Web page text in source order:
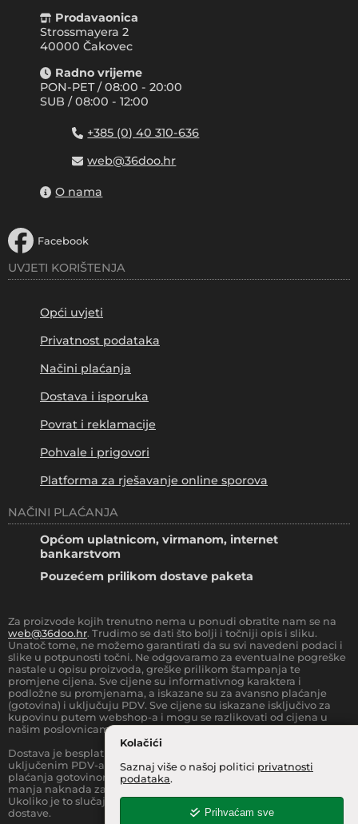
Kolačići
Saznaj više o našoj politici privatnosti
podataka.
Prihvaćam sve
Prodavaonica
Strossmayera 2
40000 Čakovec
Radno vrijeme
PON-PET / 08:00 - 20:00
SUB / 08:00 - 12:00
+385 (0) 40 310-636
web@36doo.hr
O nama
Facebook
UVJETI KORIŠTENJA
Opći uvjeti
Privatnost podataka
Načini plaćanja
Dostava i isporuka
Povrat i reklamacije
Pohvale i prigovori
Platforma za rješavanje online sporova
NAČINI PLAĆANJA
Općom uplatnicom, virmanom, internet
bankarstvom
Pouzećem prilikom dostave paketa
Za proizvode kojih trenutno nema u ponudi obratite nam se na
web@36doo.hr. Trudimo se dati što bolji i točniji opis i sliku.
Unatoč tome, ne možemo garantirati da su svi navedeni podaci i
slike u potpunosti točni. Ne odgovaramo za eventualne pogreške
nastale u opisu proizvoda, greške prilikom štampanja te
promjene cijena. Sve cijene su informativnog karaktera i
podložne su promjenama, a iskazane su za avansno plaćanje
(gotovina) i uključuju PDV. Sve cijene su iskazane isključivo za
kupovinu putem webshop-a i mogu se razlikovati od cijena u
našim poslovnicama.
Dostava je besplatna za sve narudžbe iznad
uključenim PDV-a) za Zonu 1 (cijela RH, osim otoka).Prilikom
plaćanja gotovinom pri dostavi robe na kućnu adresu, moguća je
manja naknada za rad sa gotovinom na strani dostavne službe.
Ukoliko je to slučaj, to je jasno označeno pri samom iznosu
dostave.